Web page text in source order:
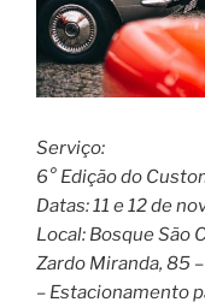
Serviço:
6° Edição do
Datas: 11 e 12 de
Local: Bosque São
Zardo Miranda, 85
– Estacionamento